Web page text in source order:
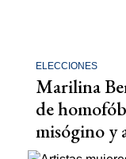
ELECCIONES
Marilina
de
misógino y